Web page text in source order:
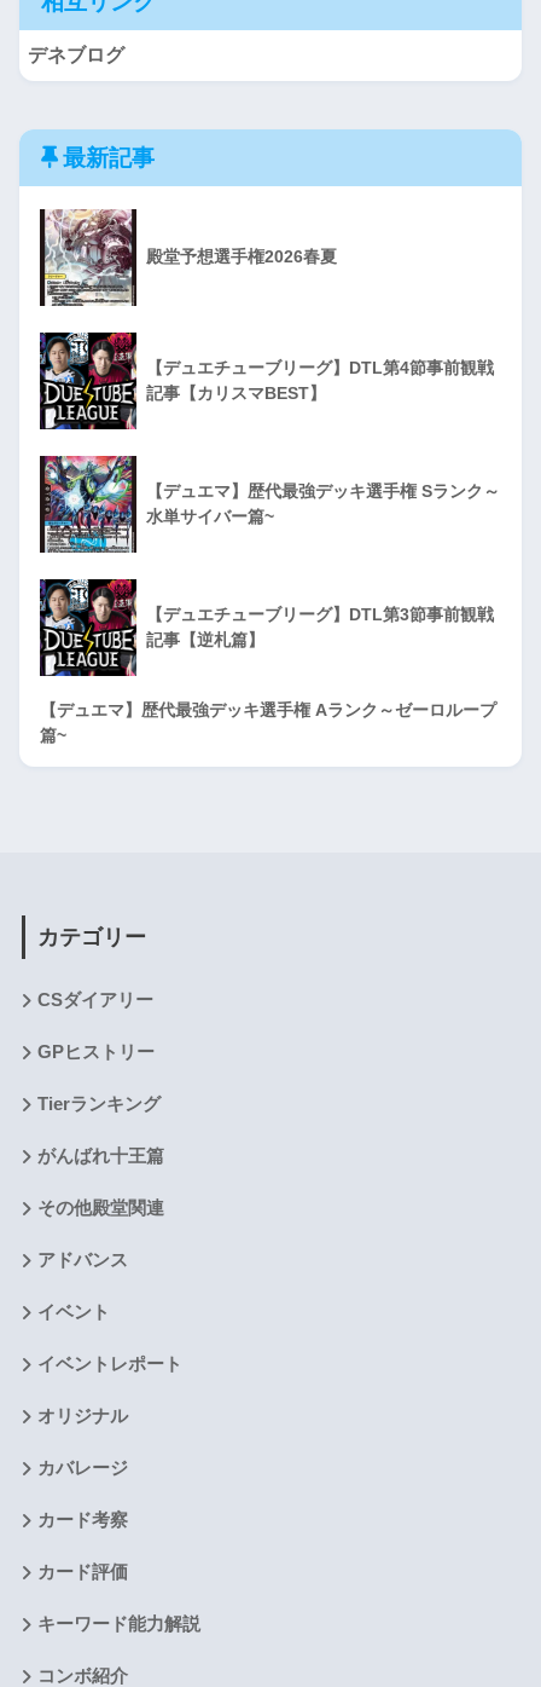
デネブログ
最新記事
殿堂予想選手権2026春夏
【デュエチューブリーグ】DTL第4節事前観戦
記事【カリスマBEST】
【デュエマ】歴代最強デッキ選手権 Sランク～
水単サイバー篇~
【デュエチューブリーグ】DTL第3節事前観戦
記事【逆札篇】
【デュエマ】歴代最強デッキ選手権 Aランク～ゼーロループ
篇~
カテゴリー
CSダイアリー
GPヒストリー
Tierランキング
がんばれ十王篇
その他殿堂関連
アドバンス
イベント
イベントレポート
オリジナル
カバレージ
カード考察
カード評価
キーワード能力解説
コンボ紹介